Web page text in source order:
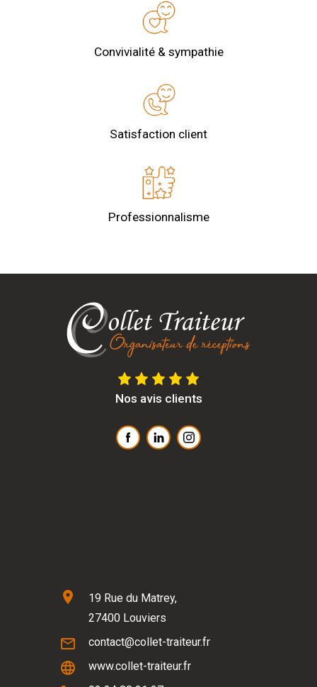
Convivialité & sympathie
Satisfaction client
Professionnalisme
Nos avis clients
location_on
19 Rue du Matrey,
27400 Louviers
mail_outline contact@collet-traiteur.fr
language www.collet-traiteur.fr